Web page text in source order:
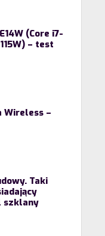
(Core i7-
– test
Wireless –
Taki
szklany